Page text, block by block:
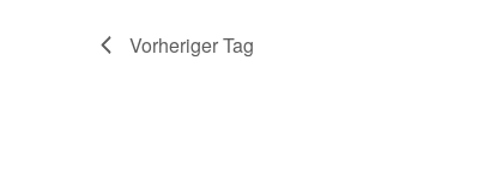
Vorheriger Tag